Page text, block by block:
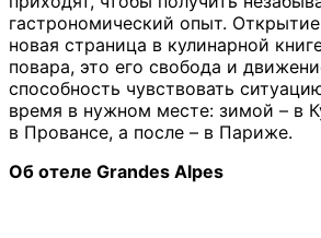
гастрономический опыт.
новая страница в кулинарной
повара, это его свобода и
способность чувствовать
время в нужном месте: зимой – в
в Провансе, а после – в Париже.
Об отеле Grandes Alpes